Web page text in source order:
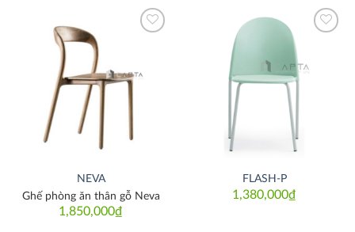
NEVA
1,850,000₫
Ghế phòng ăn thân gỗ Neva
FLASH-P
1,380,000₫